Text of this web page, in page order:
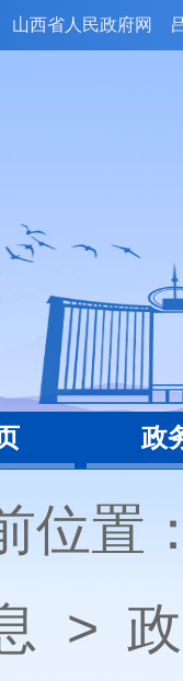
山西省人民政府网
政
位置
>